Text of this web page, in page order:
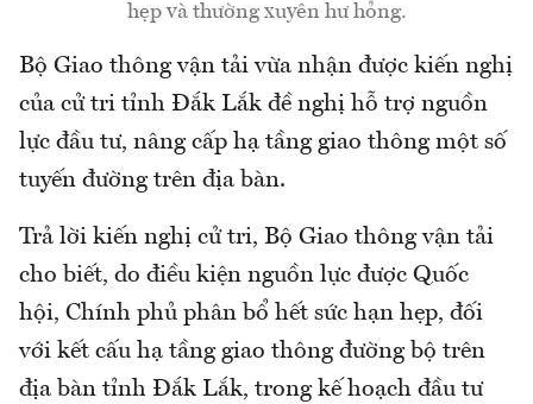
hẹp và thường xuyên hư hỏng.
Bộ Giao thông vận tải vừa nhận được kiến nghị
của cử tri tỉnh Đắk Lắk đề nghị hỗ trợ nguồn
lực đầu tư, nâng cấp hạ tầng giao thông một số
tuyến đường trên địa bàn.
Trả lời kiến nghị cử tri, Bộ Giao thông vận tải
cho biết, do điều kiện nguồn lực được Quốc
hội, Chính phủ phân bổ hết sức hạn hẹp, đối
với kết cấu hạ tầng giao thông đường bộ trên
địa bàn tỉnh Đắk Lắk, trong kế hoạch đầu tư